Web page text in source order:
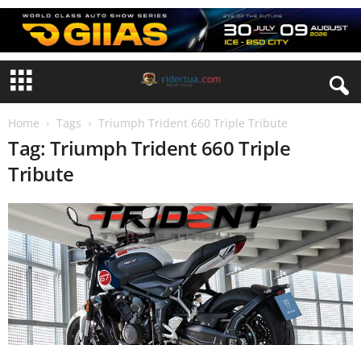
Home Tags Triumph Trident 660 Triple Tribute
Tag: Triumph Trident 660 Triple
Tribute